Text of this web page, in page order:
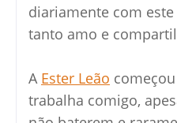
diariamente com
tanto amo e
A Ester Leão
trabalha comigo,